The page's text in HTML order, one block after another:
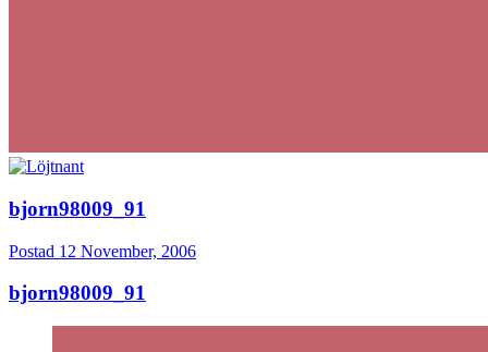
bjorn98009_91
Postad 12 November, 2006
bjorn98009_91